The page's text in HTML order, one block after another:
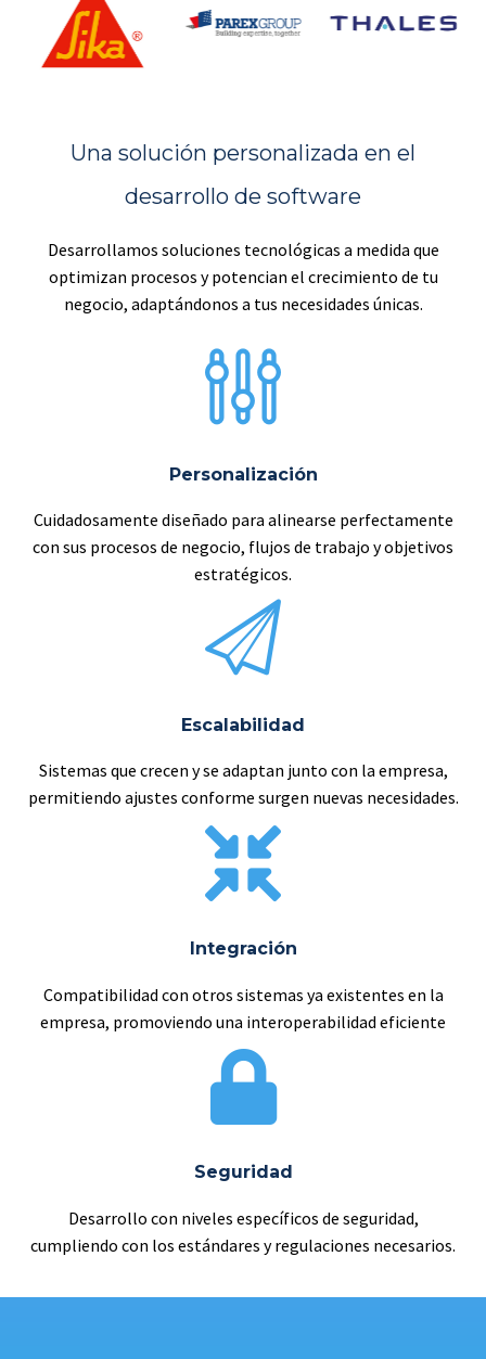
Una solución personalizada en el
desarrollo de software
Desarrollamos soluciones tecnológicas a medida que
optimizan procesos y potencian el crecimiento de tu
negocio, adaptándonos a tus necesidades únicas.
Personalización
Cuidadosamente diseñado para alinearse perfectamente
con sus procesos de negocio, flujos de trabajo y objetivos
estratégicos.
Escalabilidad
Sistemas que crecen y se adaptan junto con la empresa,
permitiendo ajustes conforme surgen nuevas necesidades.
Integración
Compatibilidad con otros sistemas ya existentes en la
empresa, promoviendo una interoperabilidad eficiente
Seguridad
Desarrollo con niveles específicos de seguridad,
cumpliendo con los estándares y regulaciones necesarios.